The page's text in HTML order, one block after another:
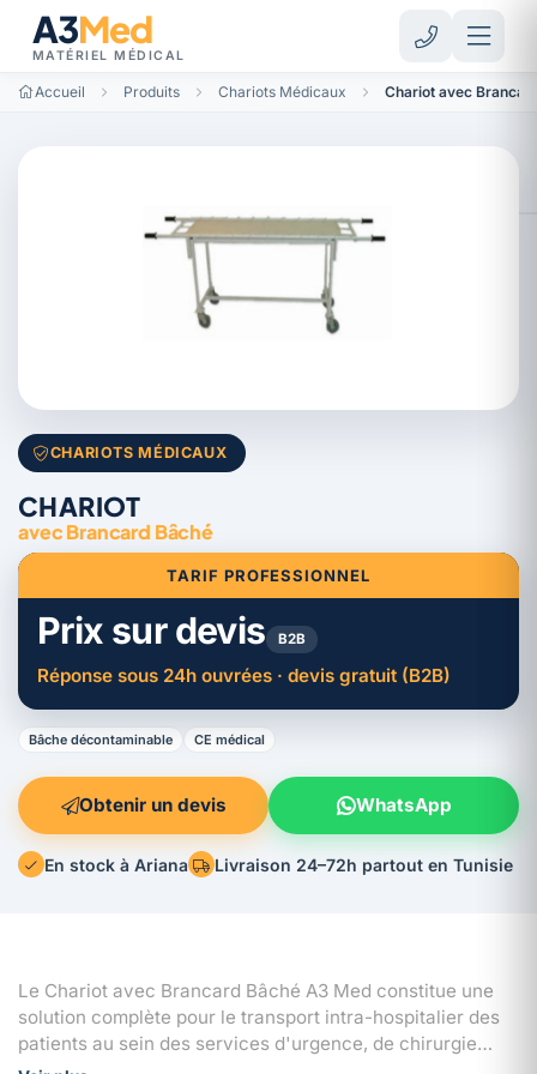
A3Med
MATÉRIEL MÉDICAL
Accueil Produits Chariots Médicaux Chariot avec
CHARIOTS MÉDICAUX
CHARIOT
avec Brancard Bâché
TARIF PROFESSIONNEL
Prix sur devis B2B
Réponse sous 24h ouvrées · devis gratuit (B2B)
Bâche décontaminable CE médical
Obtenir un devis WhatsApp
En stock à Ariana Livraison 24–72h partout en Tunisie
Le Chariot avec Brancard Bâché A3 Med constitue une
solution complète pour le transport intra-hospitalier des
patients au sein des services d'urgence, de chirurgie